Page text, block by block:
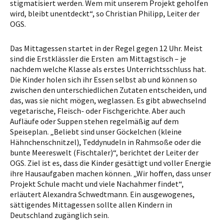
stigmatisiert werden. Wem mit unserem Projekt geholfen
wird, bleibt unentdeckt“, so Christian Philipp, Leiter der
OGS.
Das Mittagessen startet in der Regel gegen 12 Uhr. Meist
sind die Erstklässler die Ersten am Mittagstisch – je
nachdem welche Klasse als erstes Unterrichtsschluss hat.
Die Kinder holen sich ihr Essen selbst ab und können so
zwischen den unterschiedlichen Zutaten entscheiden, und
das, was sie nicht mögen, weglassen. Es gibt abwechselnd
vegetarische, Fleisch- oder Fischgerichte. Aber auch
Aufläufe oder Suppen stehen regelmäßig auf dem
Speiseplan. „Beliebt sind unser Göckelchen (kleine
Hähnchenschnitzel), Teddynudeln in Rahmsoße oder die
bunte Meereswelt (Fischtaler)“, berichtet der Leiter der
OGS. Ziel ist es, dass die Kinder gesättigt und voller Energie
ihre Hausaufgaben machen können. „Wir hoffen, dass unser
Projekt Schule macht und viele Nachahmer findet“,
erläutert Alexandra Schwedtmann. Ein ausgewogenes,
sättigendes Mittagessen sollte allen Kindern in
Deutschland zugänglich sein.